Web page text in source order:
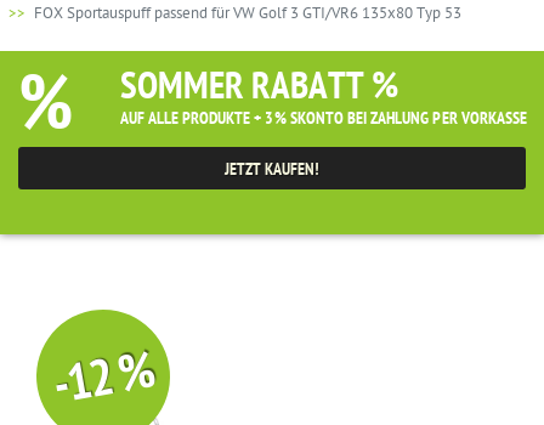
FOX Sportauspuff passend für VW Golf 3 GTI/VR6 135x80 Typ 53
% SOMMER RABATT %
AUF ALLE PRODUKTE + 3% SKONTO BEI ZAHLUNG PER VORKASSE
JETZT KAUFEN!
-12 %